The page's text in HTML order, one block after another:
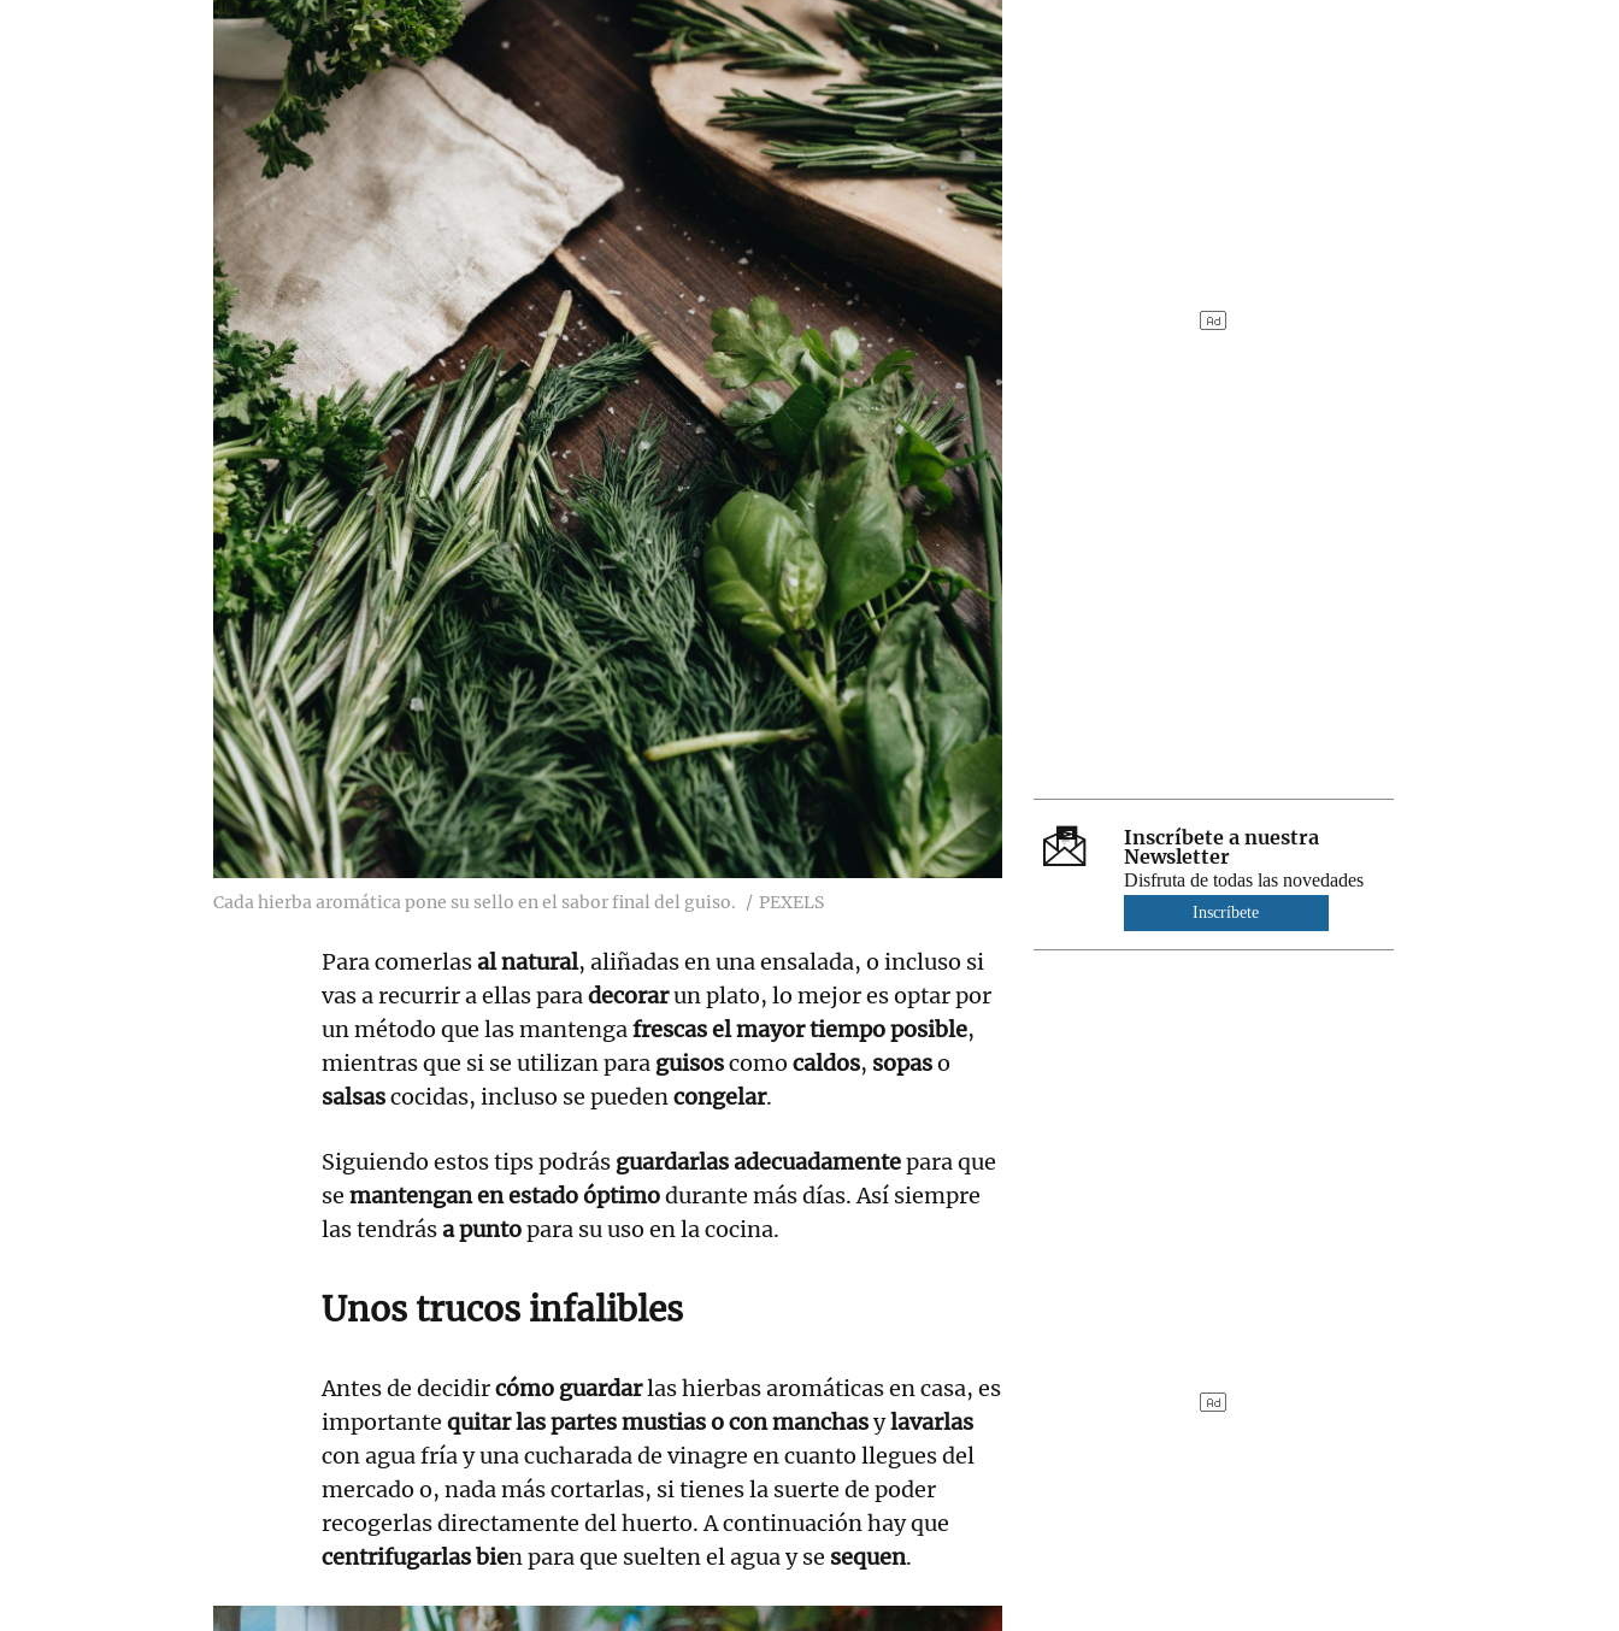
Cada hierba aromática pone su sello en el sabor final del guiso. PEXELS
Para comerlasal natural, aliñadas en una ensalada, o incluso si
vas a recurrir a ellas paradecorarun plato, lo mejor es optar por
un método que las mantengafrescas el mayor tiempo posible,
mientras que si se utilizan para guisoscomo caldos, sopaso
salsascocidas, incluso se puedencongelar.
Siguiendo estos tips podrás guardarlas adecuadamentepara que
se mantengan en estado óptimodurante más días. Así siempre
las tendrása puntopara su uso en la cocina.
Unos trucos infalibles
Antes de decidircómo guardarlas hierbas aromáticas en casa, es
importante quitar las partes mustias o con manchasylavarlas
con agua fría y una cucharada de vinagre en cuanto llegues del
mercado o, nada más cortarlas, si tienes la suerte de poder
recogerlas directamente del huerto. A continuación hay que
centrifugarlas bien para que suelten el agua y se sequen.
Inscríbete a nuestra
Newsletter
Disfruta de todas las novedades
Inscríbete